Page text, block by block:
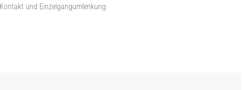
Kontakt und Einzelgangumlenkung